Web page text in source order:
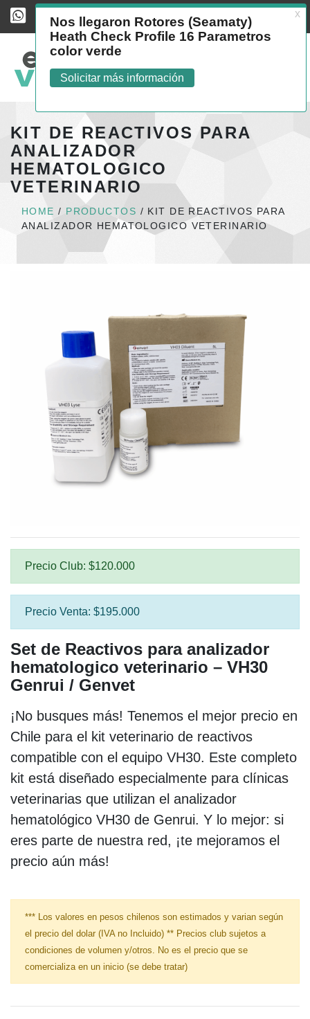
Easy Vet, volver al home
KIT DE REACTIVOS PARA
ANALIZADOR
HEMATOLOGICO
VETERINARIO
HOME / PRODUCTOS / KIT DE REACTIVOS PARA
ANALIZADOR HEMATOLOGICO VETERINARIO
Precio Club: $120.000
Precio Venta: $195.000
Set de Reactivos para analizador
hematologico veterinario – VH30
Genrui / Genvet
¡No busques más! Tenemos el mejor precio en
Chile para el kit veterinario de reactivos
compatible con el equipo VH30. Este completo
kit está diseñado especialmente para clínicas
veterinarias que utilizan el analizador
hematológico VH30 de Genrui. Y lo mejor: si
eres parte de nuestra red, ¡te mejoramos el
precio aún más!
*** Los valores en pesos chilenos son estimados y varian según
el precio del dolar (IVA no Incluido) ** Precios club sujetos a
condiciones de volumen y/otros. No es el precio que se
comercializa en un inicio (se debe tratar)